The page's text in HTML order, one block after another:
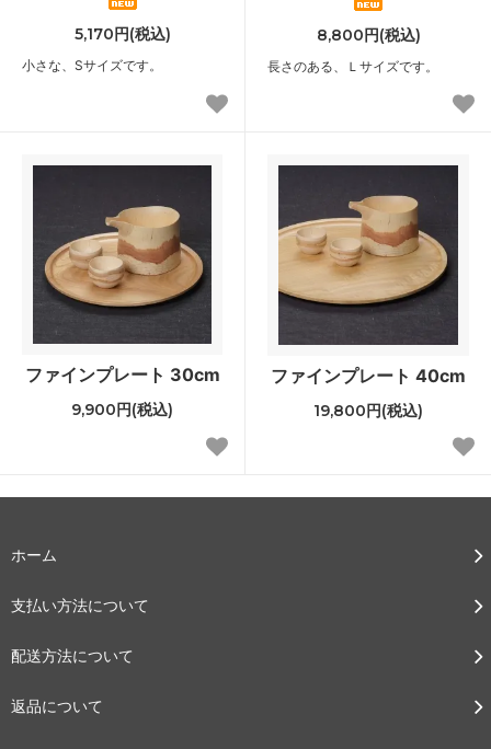
5,170円(税込)
小さな、Sサイズです。
8,800円(税込)
長さのある、Ｌサイズです。
ファインプレート 30cm
9,900円(税込)
ファインプレート 40cm
19,800円(税込)
ホーム
支払い方法について
配送方法について
返品について